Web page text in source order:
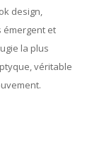
design,
émergent et
la plus
véritable